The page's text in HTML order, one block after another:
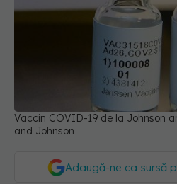
Vaccin COVID-19 de la Johnson
and Johnson
Adaugă-ne ca sursă